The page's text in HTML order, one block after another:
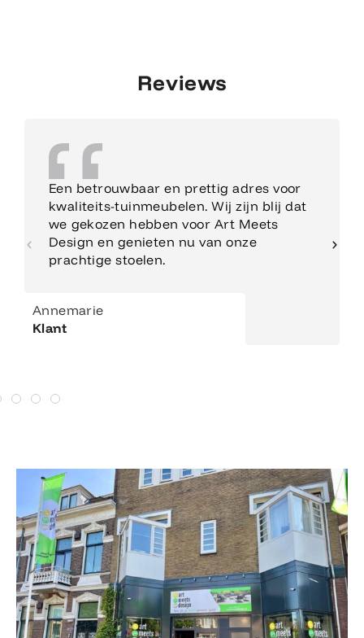
Reviews
Een betrouwbaar en prettig adres voor
kwaliteits-tuinmeubelen. Wij zijn blij dat
we gekozen hebben voor Art Meets
Design en genieten nu van onze
prachtige stoelen.
Annemarie
Klant